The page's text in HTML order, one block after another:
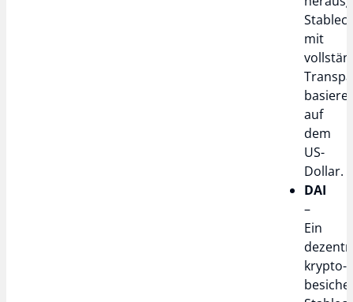
mit
auf
dem
US-
Dollar.
DAI
–
Ein
krypto-